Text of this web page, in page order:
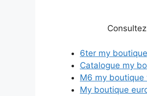
6ter my
Catalogue my
M6 my boutique
My boutique